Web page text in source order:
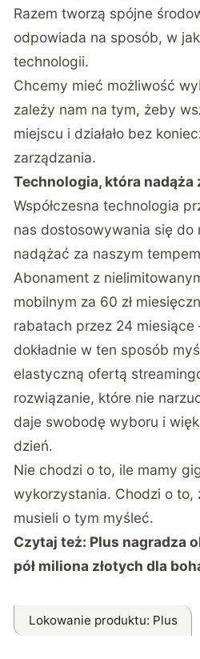
Razem tworzą spójne
odpowiada na sposób, w
technologii.
Chcemy mieć możliwość
zależy nam na tym, żeby
miejscu i działało bez
zarządzania.
Technologia, która
Współczesna technologia
nas dostosowywania się do
nadążać za naszym
Abonament z
mobilnym za 60 zł
rabatach przez 24 miesiące
dokładnie w ten sposób
elastyczną ofertą
rozwiązanie, które nie
daje swobodę wyboru i
dzień.
Nie chodzi o to, ile mamy
wykorzystania. Chodzi o to,
musieli o tym myśleć.
Czytaj też: Plus nagradza
pół miliona złotych dla
Lokowanie produktu: Plus